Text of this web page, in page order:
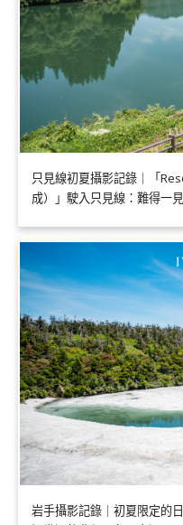
只見線初夏攝影記錄｜「
成）」駛入只見線：難得一
岩手攝影記錄｜初夏限定的